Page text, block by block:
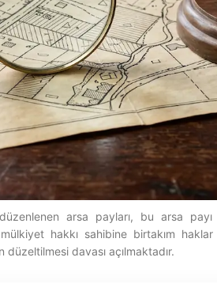
arsa payları, bu arsa
hakkı sahibine birtakım haklar
düzeltilmesi davası açılmaktadır.